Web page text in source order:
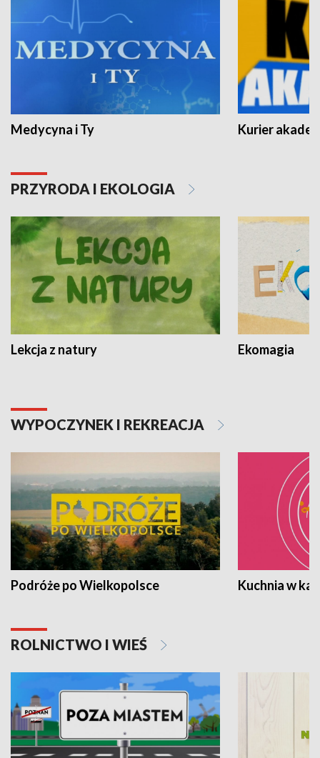
Medycyna i Ty Kurier
PRZYRODA I EKOLOGIA
Lekcja z natury Ekomagia
WYPOCZYNEK I REKREACJA
Podróże po Wielkopolsce Kuchnia w
ROLNICTWO I WIEŚ